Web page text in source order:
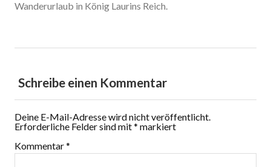
Wanderurlaub in König Laurins Reich.
Schreibe einen Kommentar
Deine E-Mail-Adresse wird nicht veröffentlicht.
Erforderliche Felder sind mit* markiert
Kommentar*